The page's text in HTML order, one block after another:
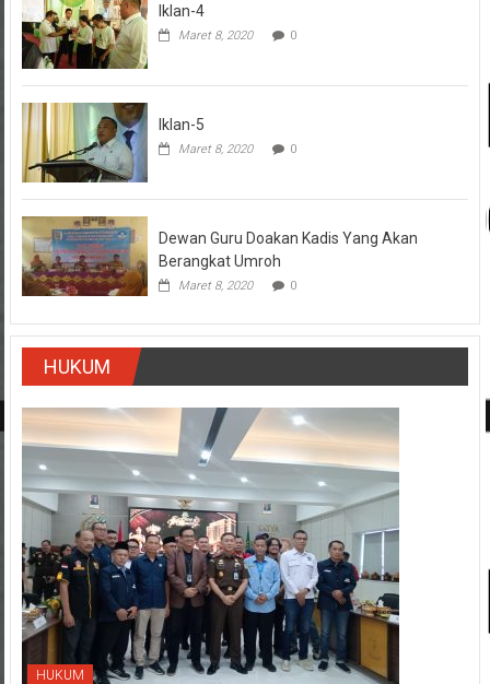
Iklan-4
Maret 8, 2020 0
Iklan-5
Maret 8, 2020 0
Dewan Guru Doakan Kadis Yang Akan
Berangkat Umroh
Maret 8, 2020 0
HUKUM
HUKUM